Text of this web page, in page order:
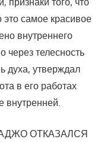
самое красивое
внутреннего
через телесность
духа, утверждал
в его работах
внутренней.
ОТКАЗАЛСЯ